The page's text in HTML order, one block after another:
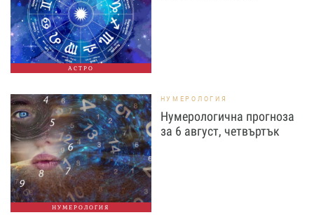
АСТРО
НУМЕРОЛОГИЯ
НУМЕРОЛОГИЯ
Нумерологична прогноза
за 6 август, четвъртък